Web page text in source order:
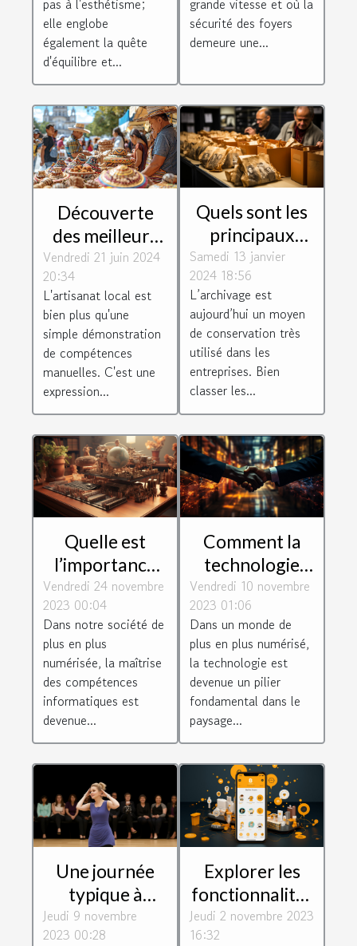
elle englobe
également la quête
d'équilibre et...
sécurité des foyers
demeure une...
Découverte
des meilleurs
artisans locaux
: Comment ils
façonnent
l'identité
culturelle de
leur
communauté
Vendredi 21 juin 2024
20:34
L'artisanat local est
bien plus qu'une
simple démonstration
de compétences
manuelles. C'est une
expression...
Quels sont les
principaux
paramètres à
prendre en
compte pour
bien classer les
archives ?
Samedi 13 janvier
2024 18:56
L’archivage est
aujourd’hui un moyen
de conservation très
utilisé dans les
entreprises. Bien
classer les...
Quelle est
l’importance
de suivre une
formation en
informatique ?
Vendredi 24 novembre
2023 00:04
Dans notre société de
plus en plus
numérisée, la maîtrise
des compétences
informatiques est
devenue...
Comment la
technologie
façonne les
connexions
d'entreprise
Vendredi 10 novembre
2023 01:06
Dans un monde de
plus en plus numérisé,
la technologie est
devenue un pilier
fondamental dans le
paysage...
Une journée
typique à
l'école de
danse de
Jeudi 9 novembre
2023 00:28
Explorer les
fonctionnalités
de Botnation
pour créer un
Jeudi 2 novembre 2023
16:32